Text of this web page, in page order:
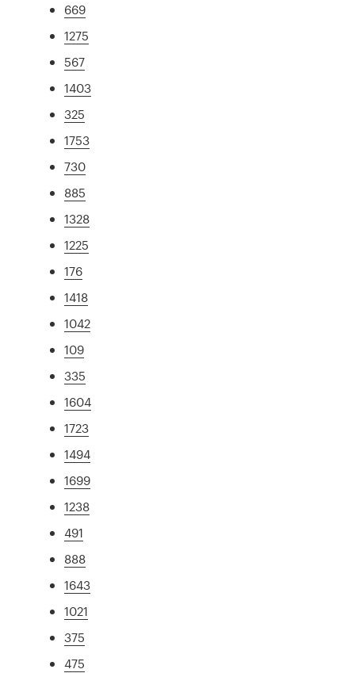
669
1275
567
1403
325
1753
730
885
1328
1225
176
1418
1042
109
335
1604
1723
1494
1699
1238
491
888
1643
1021
375
475